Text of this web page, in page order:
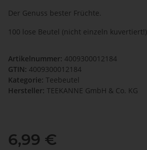
Der Genuss bester Früchte.
100 lose Beutel (nicht einzeln kuvertiert!)
Artikelnummer: 4009300012184
GTIN: 4009300012184
Kategorie: Teebeutel
Hersteller: TEEKANNE GmbH & Co. KG
6,99 €